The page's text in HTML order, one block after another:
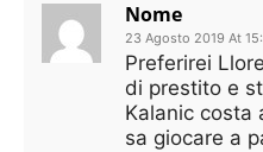
Nome
23 Agosto 2019 At
Preferirei
di prestito e
Kalanic costa
sa giocare a